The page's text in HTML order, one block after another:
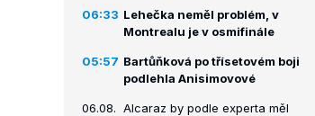
06:33 Lehečka neměl problém, v
Montrealu je v osmifinále
05:57 Bartůňková po třísetovém boji
podlehla Anisimovové
06.08. Alcaraz by podle experta měl